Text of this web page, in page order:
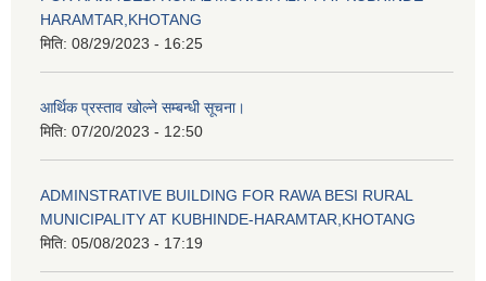
HARAMTAR,KHOTANG
मिति: 08/29/2023 - 16:25
आर्थिक प्रस्ताव खोल्ने सम्बन्धी सूचना।
मिति: 07/20/2023 - 12:50
ADMINSTRATIVE BUILDING FOR RAWA BESI RURAL
MUNICIPALITY AT KUBHINDE-HARAMTAR,KHOTANG
मिति: 05/08/2023 - 17:19